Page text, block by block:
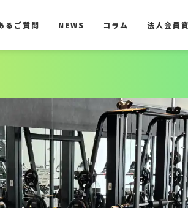
るご質問
NEWS
コラム
法人会員